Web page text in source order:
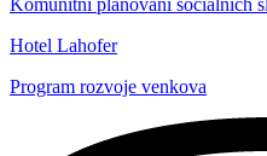
Hotel Lahofer
Program rozvoje venkova